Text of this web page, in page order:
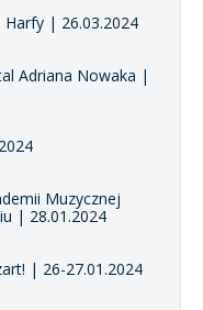
| 26.03.2024
Adriana Nowaka |
Muzycznej
| 28.01.2024
| 26-27.01.2024